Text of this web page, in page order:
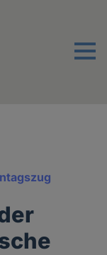
Menu